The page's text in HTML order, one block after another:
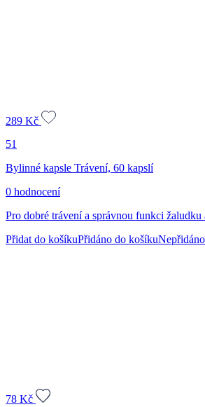
289 Kč
51
Bylinné kapsle Trávení, 60 kapslí
0 hodnocení
Pro dobré trávení a správnou funkci žaludku
Přidat do košíkuPřidáno do košíku
78 Kč